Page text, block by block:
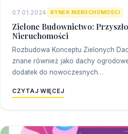
07.01.2024 RYNEK NIERUCHOMOŚCI
Zielone Budownictwo:
Nieruchomości
Rozbudowa Konceptu Zielonych
znane również jako dachy
dodatek do nowoczesnych…
CZYTAJ WIĘCEJ